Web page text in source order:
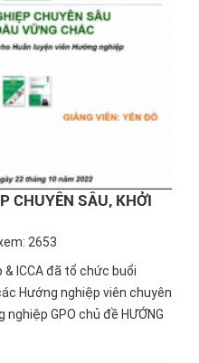
CHUYÊN SÂU, KHỞI
2653
& ICCA đã tổ chức buổi
Hướng nghiệp viên chuyên
GPO chủ đề HƯỚNG
CHẮC.